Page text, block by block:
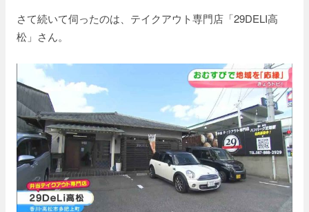
さて続いて伺ったのは、テイクアウト専門店「29DELI高
松」さん。